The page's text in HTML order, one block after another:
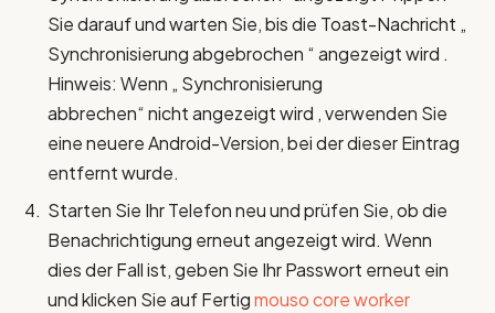
Sie darauf und warten Sie, bis die Toast-Nachricht „
Synchronisierung abgebrochen “ angezeigt wird .
Hinweis: Wenn „ Synchronisierung
abbrechen“ nicht angezeigt wird , verwenden Sie
eine neuere Android-Version, bei der dieser Eintrag
entfernt wurde.
Starten Sie Ihr Telefon neu und prüfen Sie, ob die
Benachrichtigung erneut angezeigt wird. Wenn
dies der Fall ist, geben Sie Ihr Passwort erneut ein
und klicken Sie auf Fertigmouso core worker